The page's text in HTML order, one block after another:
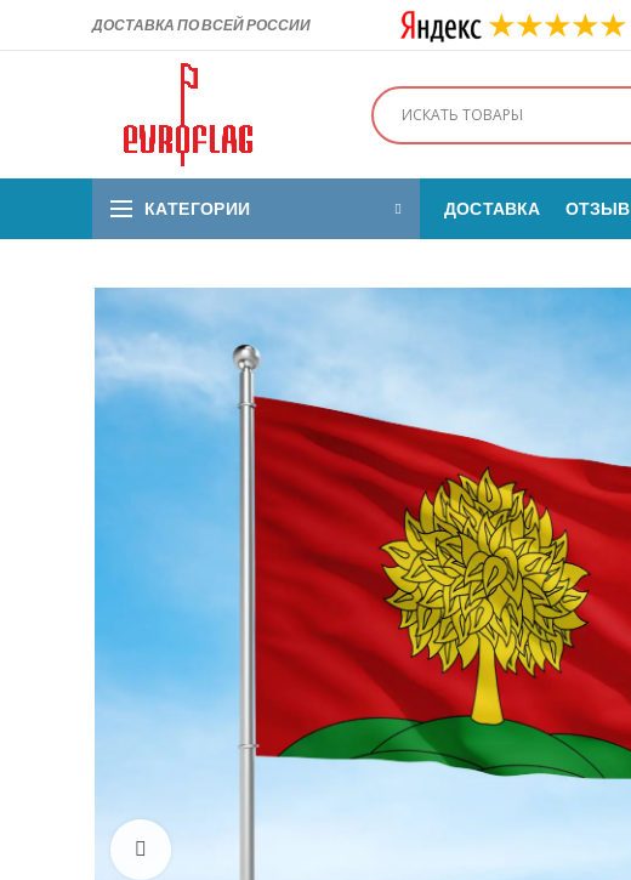
ДОСТАВКА ПО ВСЕЙ РОССИИ
КАТЕГОРИИ ДОСТАВКА